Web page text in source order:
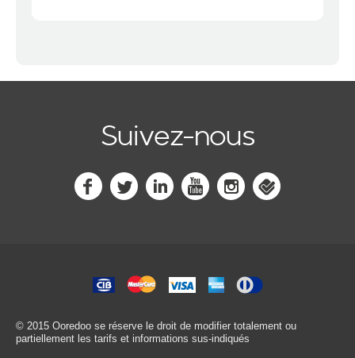
Suivez-nous
© 2015 Ooredoo se réserve le droit de modifier totalement ou
partiellement les tarifs et informations sus-indiqués